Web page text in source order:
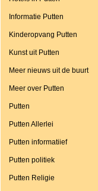
Informatie Putten
Kinderopvang Putten
Kunst uit Putten
Meer nieuws uit de buurt
Meer over Putten
Putten
Putten Allerlei
Putten informatiief
Putten politiek
Putten Religie